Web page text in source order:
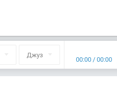
Джуз 00:00 /00:00